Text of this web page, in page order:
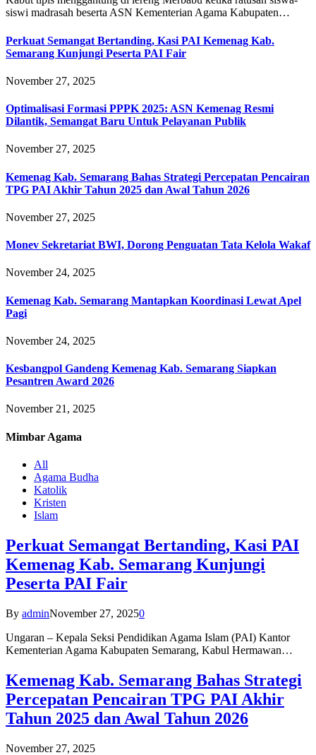
siswi madrasah beserta ASN Kementerian Agama Kabupaten…
Perkuat Semangat Bertanding, Kasi PAI Kemenag Kab.
Semarang Kunjungi Peserta PAI Fair
November 27, 2025
Optimalisasi Formasi PPPK 2025: ASN Kemenag Resmi
Dilantik, Semangat Baru Untuk Pelayanan Publik
November 27, 2025
Kemenag Kab. Semarang Bahas Strategi Percepatan Pencairan
TPG PAI Akhir Tahun 2025 dan Awal Tahun 2026
November 27, 2025
Monev Sekretariat BWI, Dorong Penguatan Tata Kelola Wakaf
November 24, 2025
Kemenag Kab. Semarang Mantapkan Koordinasi Lewat Apel
Pagi
November 24, 2025
Kesbangpol Gandeng Kemenag Kab. Semarang Siapkan
Pesantren Award 2026
November 21, 2025
Mimbar Agama
All
Agama Budha
Katolik
Kristen
Islam
Perkuat Semangat Bertanding, Kasi PAI
Kemenag Kab. Semarang Kunjungi
Peserta PAI Fair
By adminNovember 27, 20250
Ungaran – Kepala Seksi Pendidikan Agama Islam (PAI) Kantor
Kementerian Agama Kabupaten Semarang, Kabul Hermawan…
Kemenag Kab. Semarang Bahas Strategi
Percepatan Pencairan TPG PAI Akhir
Tahun 2025 dan Awal Tahun 2026
November 27, 2025